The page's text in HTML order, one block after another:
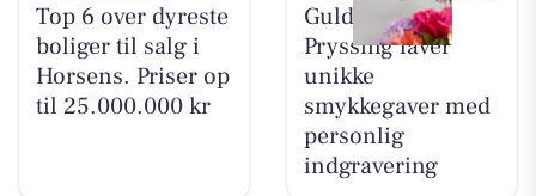
Top 6 over dyreste
boliger til salg i
Horsens. Priser op
til 25.000.000 kr
Guldsmed
Pryssing laver
unikke
smykkegaver med
personlig
indgravering